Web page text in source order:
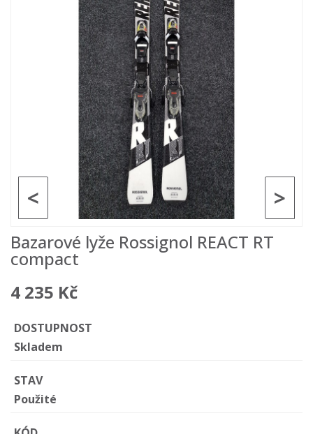
>
<
Bazarové lyže Rossignol REACT RT
compact
4 235 Kč
DOSTUPNOST
Skladem
STAV
Použité